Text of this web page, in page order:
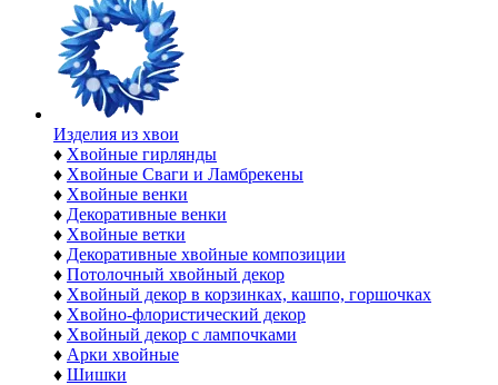
Изделия из хвои
♦ Хвойные гирлянды
♦ Хвойные Сваги и Ламбрекены
♦ Хвойные венки
♦ Декоративные венки
♦ Хвойные ветки
♦ Декоративные хвойные композиции
♦ Потолочный хвойный декор
♦ Хвойный декор в корзинках, кашпо, горшочках
♦ Хвойно-флористический декор
♦ Хвойный декор с лампочками
♦ Арки хвойные
♦ Шишки